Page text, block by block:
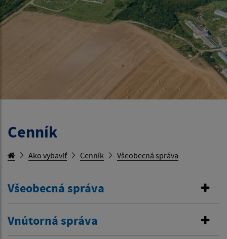
Cenník
Ako vybaviť Cenník Všeobecná správa
Všeobecná správa
Vnútorná správa